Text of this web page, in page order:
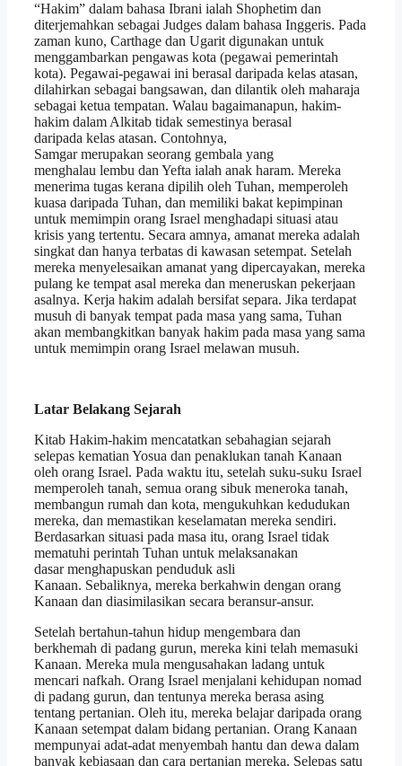
“Hakim” dalam bahasa Ibrani ialah Shophetim dan
diterjemahkan sebagai Judges dalam bahasa Inggeris. Pada
zaman kuno, Carthage dan Ugarit digunakan untuk
menggambarkan pengawas kota (pegawai pemerintah
kota). Pegawai-pegawai ini berasal daripada kelas atasan,
dilahirkan sebagai bangsawan, dan dilantik oleh maharaja
sebagai ketua tempatan. Walau bagaimanapun, hakim-
hakim dalam Alkitab tidak semestinya berasal
daripada kelas atasan. Contohnya,
Samgar merupakan seorang gembala yang
menghalau lembu dan Yefta ialah anak haram. Mereka
menerima tugas kerana dipilih oleh Tuhan, memperoleh
kuasa daripada Tuhan, dan memiliki bakat kepimpinan
untuk memimpin orang Israel menghadapi situasi atau
krisis yang tertentu. Secara amnya, amanat mereka adalah
singkat dan hanya terbatas di kawasan setempat. Setelah
mereka menyelesaikan amanat yang dipercayakan, mereka
pulang ke tempat asal mereka dan meneruskan pekerjaan
asalnya. Kerja hakim adalah bersifat separa. Jika terdapat
musuh di banyak tempat pada masa yang sama, Tuhan
akan membangkitkan banyak hakim pada masa yang sama
untuk memimpin orang Israel melawan musuh.
Latar Belakang Sejarah
Kitab Hakim-hakim mencatatkan sebahagian sejarah
selepas kematian Yosua dan penaklukan tanah Kanaan
oleh orang Israel. Pada waktu itu, setelah suku-suku Israel
memperoleh tanah, semua orang sibuk meneroka tanah,
membangun rumah dan kota, mengukuhkan kedudukan
mereka, dan memastikan keselamatan mereka sendiri.
Berdasarkan situasi pada masa itu, orang Israel tidak
mematuhi perintah Tuhan untuk melaksanakan
dasar menghapuskan penduduk asli
Kanaan. Sebaliknya, mereka berkahwin dengan orang
Kanaan dan diasimilasikan secara beransur-ansur.
Setelah bertahun-tahun hidup mengembara dan
berkhemah di padang gurun, mereka kini telah memasuki
Kanaan. Mereka mula mengusahakan ladang untuk
mencari nafkah. Orang Israel menjalani kehidupan nomad
di padang gurun, dan tentunya mereka berasa asing
tentang pertanian. Oleh itu, mereka belajar daripada orang
Kanaan setempat dalam bidang pertanian. Orang Kanaan
mempunyai adat-adat menyembah hantu dan dewa dalam
banyak kebiasaan dan cara pertanian mereka. Selepas satu